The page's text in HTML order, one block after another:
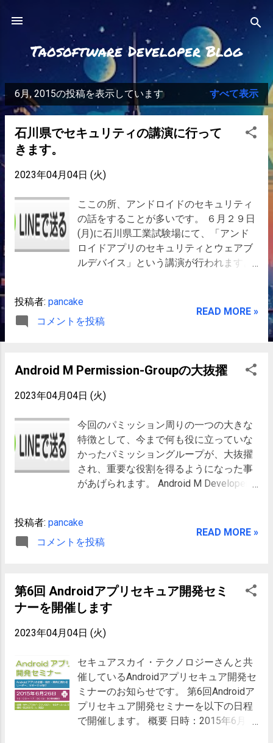
スキップしてメイン コンテンツに移動
Taosoftware Developer Blog
投
稿
6月, 2015の投稿を表示しています すべて表示
石川県でセキュリティの講演に行って
きます。
2023年04月04日 (火)
ここの所、アンドロイドのセキュリティ
の話をすることが多いです。 ６月２９日
(月)に石川県工業試験場にて、「アンド
ロイドアプリのセキュリティとウェアブ
ルデバイス」という講演が行われます。
もらうことになりました。ご一緒させて
もらい光栄です。 DoroidKaigi ワイヤレ
分、１時間半と時間がまちまち… だいた
い使いまわしをするのですが、これだけ
時間が違うと色々と構成を変えたりと大
術研究会用のパワポを作成し終えたので
すが、調子に乗ってたら９０枚になって
しまいました。 さて、石川県ですが、タ
オバイザー関連で、 ホクリクエンタメフ
ェス に出展をしたり、高専でハンズオン
らい前に一度セキュリティの講演をさせ
て頂いたりしています。 また、よんで頂
でした。 新幹線の写真いっぱい取ってき
ます！！ 現在比較的動きやすい状況です
ので、セキュリティネタに興味のある方
は呼んで頂けたらと思っております。
投稿者: pancake
コメントを投稿
READ MORE »
Android M Permission-Groupの大抜擢
2023年04月04日 (火)
今回のパミッション周りの一つの大きな
特徴として、今まで何も役に立っていな
かったパミッショングループが、大抜擢
され、重要な役割を得るようになった事
があげられます。 Android M Developer
ついて解説したいと思います。 ブログの
過去の記事「 Android OS 4.2の
改編がされ、１２個だったパミッション
グループが２４個になり大幅変更、しか
しながら以下のような記載が… 「これ
で、何かの具体的な意味はなくなり、パ
くなりました。」 元々殆ど意味がなかっ
たんですが、整理してさらに意味がなく
なったので時期変更に向けての準備か？
なんてうがった予想も立てたのですが、
そのまま放置されつづけ、今回仕様変更
投稿者: pancake
コメントを投稿
READ MORE »
第6回 Androidアプリセキュア開発セミ
ナーを開催します
2023年04月04日 (火)
セキュアスカイ・テクノロジーさんと共
催しているAndroidアプリセキュア開発セ
ミナーのお知らせです。 第6回Androidア
プリセキュア開発セミナーを以下の日程
で開催します。 概要 日時：2015年6月26